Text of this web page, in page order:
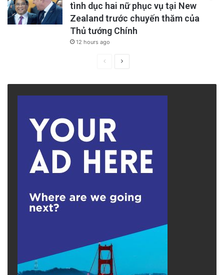
tình dục hai nữ phục vụ tại New
Zealand trước chuyến thăm của
Thủ tướng Chính
12 hours ago
PreviousNext